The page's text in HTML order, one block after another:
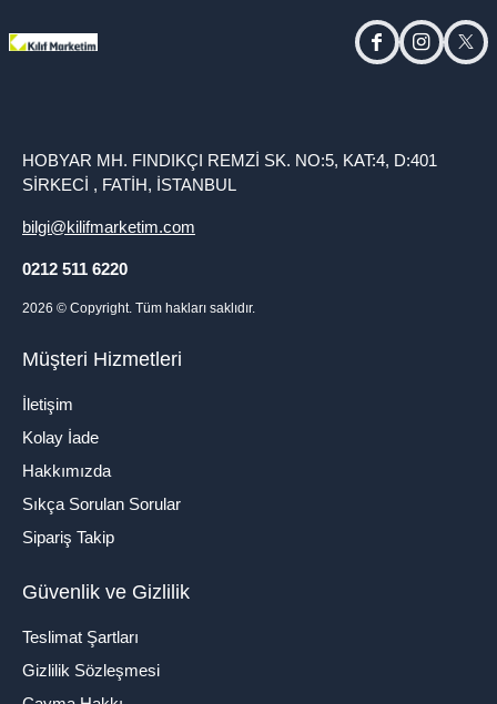
facebookinstagram
HOBYAR MH. FINDIKÇI REMZİ SK. NO:5, KAT:4, D:401
SİRKECİ , FATİH, İSTANBUL
bilgi@kilifmarketim.com
0212 511 6220
2026 © Copyright. Tüm hakları saklıdır.
Müşteri Hizmetleri
İletişim
Kolay İade
Hakkımızda
Sıkça Sorulan Sorular
Sipariş Takip
Güvenlik ve Gizlilik
Teslimat Şartları
Gizlilik Sözleşmesi